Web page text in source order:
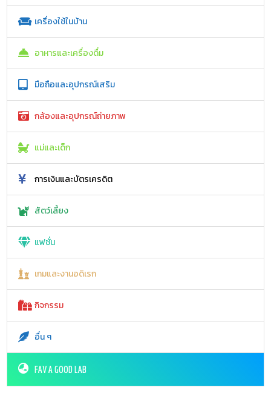
เครื่องใช้ในบ้าน
อาหารและเครื่องดื่ม
มือถือและอุปกรณ์เสริม
กล้องและอุปกรณ์ถ่ายภาพ
แม่และเด็ก
การเงินและบัตรเครดิต
สัตว์เลี้ยง
แฟชั่น
เกมและงานอดิเรก
กิจกรรม
อื่น ๆ
FAV A GOOD LAB